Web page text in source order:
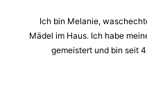
Ich bin Melanie,
Mädel im Haus. Ich habe
gemeistert und bin seit